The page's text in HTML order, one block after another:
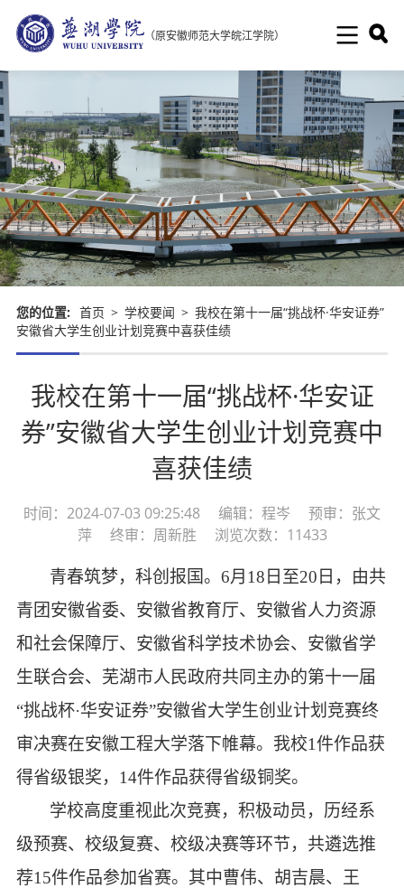
（原安徽师范大学皖江学院）
您的位置: 首页 > 学校要闻 > 我校在第十一届“挑战杯·华安证券”
安徽省大学生创业计划竞赛中喜获佳绩
我校在第十一届“挑战杯·华安证
券”安徽省大学生创业计划竞赛中
喜获佳绩
时间：2024-07-03 09:25:48 编辑：程岑 预审：张文
萍 终审：周新胜 浏览次数：11433
青春筑梦，科创报国。 6月 18 日至20 日，由共
青团安徽省委、安徽省教育厅、安徽省人力资源
和社会保障厅、安徽省科学技术协会、安徽省学
生联合会、 芜湖市人民政府共同主办的第十一届
“挑战杯·华安证券”安徽省大学生创业计划竞赛终
审决赛在安徽工程大学落下帷幕。我校1件作品获
得省级银奖， 14件作品获得省级铜奖。
学校高度重视此次竞赛，积极动员，历经系
级预赛、校级复赛、校级决赛等环节，共遴选推
荐1 5件作品参加省赛。其中曹伟、胡吉晨、王